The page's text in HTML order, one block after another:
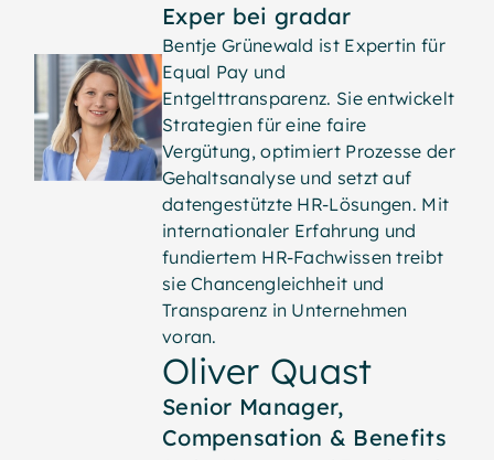
Exper bei gradar
Bentje Grünewald ist Expertin für
Equal Pay und
Entgelttransparenz. Sie entwickelt
Strategien für eine faire
Vergütung, optimiert Prozesse der
Gehaltsanalyse und setzt auf
datengestützte HR-Lösungen. Mit
internationaler Erfahrung und
fundiertem HR-Fachwissen treibt
sie Chancengleichheit und
Transparenz in Unternehmen
voran.
Oliver Quast
Senior Manager,
Compensation & Benefits